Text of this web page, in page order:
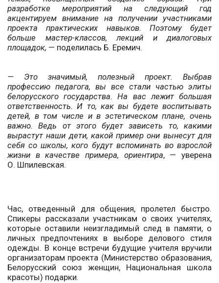
разработке мероприятий на следующий год
акцентируем внимание на получении участниками
проекта практических навыков. Поэтому будет
больше мастер-классов, лекций и диалоговых
площадок, — поделилась Б. Еремич.
— Это значимый, полезный проект. Выбрав
профессию педагога, вы все стали частью элиты
белорусского государства. На вас лежит большая
ответственность. И то, как вы будете воспитывать
детей, в том числе и в эстетическом плане, очень
важно. Ведь от этого будет зависеть то, какими
вырастут наши дети, какой пример они вынесут для
себя со школы, кого будут вспоминать во взрослой
жизни в качестве примера, ориентира, — уверена
О. Шпилевская.
Час, отведенный для общения, пролетел быстро.
Спикеры рассказали участникам о своих учителях,
которые оставили неизгладимый след в памяти, о
личных предпочтениях в выборе делового стиля
одежды. В конце встречи будущие учителя вручили
организаторам проекта (Министерство образования,
Белорусский союз женщин, Национальная школа
красоты) подарки.